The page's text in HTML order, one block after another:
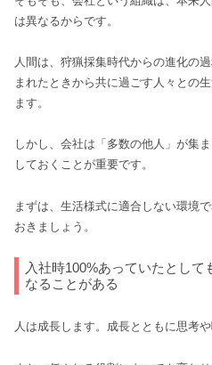
は異なるからです。
人間は、狩猟採集時代からの進化の
まれたときから共に過ごす人々との
ます。
しかし、会社は「多数の他人」が集
しておくことが重要です。
まずは、生活様式に適合しない環境
おきましょう。
入社時100%あっていたとして
なることがある
人は成長します。成長とともに思考や